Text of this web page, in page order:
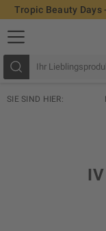
Tropic Beauty Days
SIE SIND HIER: